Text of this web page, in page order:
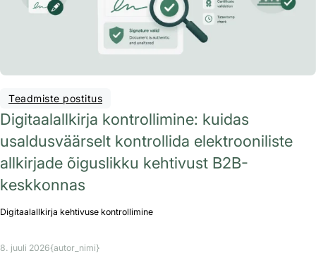
Teadmiste postitus
Digitaalallkirja kontrollimine: kuidas
usaldusväärselt kontrollida elektrooniliste
allkirjade õiguslikku kehtivust B2B-
keskkonnas
Digitaalallkirja kehtivuse kontrollimine
8. juuli 2026{autor_nimi}